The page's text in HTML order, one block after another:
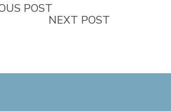
POST
NEXT POST